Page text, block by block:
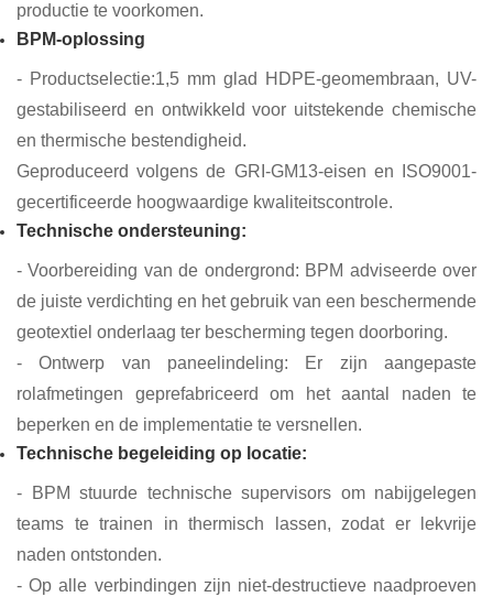
productie te voorkomen.
BPM-oplossing
- Productselectie:1,5 mm glad HDPE-geomembraan, UV-
gestabiliseerd en ontwikkeld voor uitstekende chemische
en thermische bestendigheid.
Geproduceerd volgens de GRI-GM13-eisen en ISO9001-
gecertificeerde hoogwaardige kwaliteitscontrole.
Technische ondersteuning:
- Voorbereiding van de ondergrond: BPM adviseerde over
de juiste verdichting en het gebruik van een beschermende
geotextiel onderlaag ter bescherming tegen doorboring.
- Ontwerp van paneelindeling: Er zijn aangepaste
rolafmetingen geprefabriceerd om het aantal naden te
beperken en de implementatie te versnellen.
Technische begeleiding op locatie:
- BPM stuurde technische supervisors om nabijgelegen
teams te trainen in thermisch lassen, zodat er lekvrije
naden ontstonden.
- Op alle verbindingen zijn niet-destructieve naadproeven